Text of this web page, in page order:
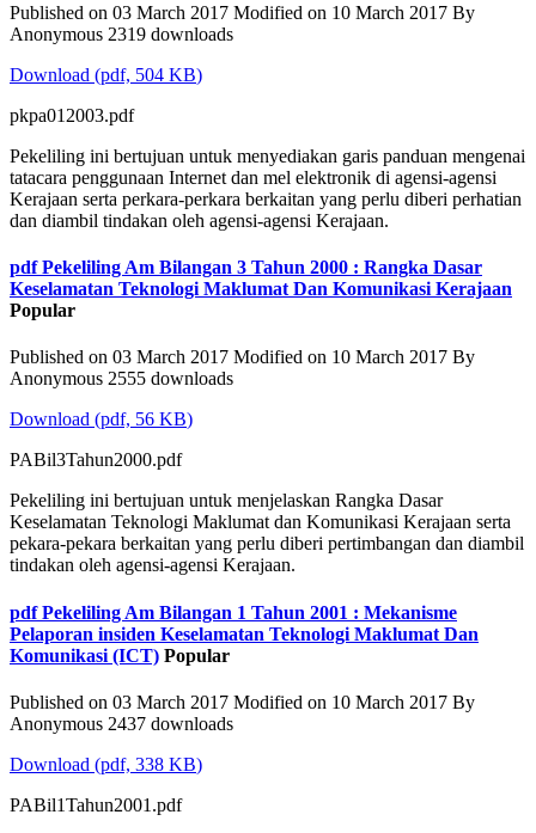
Published on 03 March 2017 Modified on 10 March 2017 By
Anonymous 2319 downloads
Download (pdf, 504 KB)
pkpa012003.pdf
Pekeliling ini bertujuan untuk menyediakan garis panduan mengenai
tatacara penggunaan Internet dan mel elektronik di agensi-agensi
Kerajaan serta perkara-perkara berkaitan yang perlu diberi perhatian
dan diambil tindakan oleh agensi-agensi Kerajaan.
pdf Pekeliling Am Bilangan 3 Tahun 2000 : Rangka Dasar
Keselamatan Teknologi Maklumat Dan Komunikasi Kerajaan
Popular
Published on 03 March 2017 Modified on 10 March 2017 By
Anonymous 2555 downloads
Download (pdf, 56 KB)
PABil3Tahun2000.pdf
Pekeliling ini bertujuan untuk menjelaskan Rangka Dasar
Keselamatan Teknologi Maklumat dan Komunikasi Kerajaan serta
pekara-pekara berkaitan yang perlu diberi pertimbangan dan diambil
tindakan oleh agensi-agensi Kerajaan.
pdf Pekeliling Am Bilangan 1 Tahun 2001 : Mekanisme
Pelaporan insiden Keselamatan Teknologi Maklumat Dan
Komunikasi (ICT) Popular
Published on 03 March 2017 Modified on 10 March 2017 By
Anonymous 2437 downloads
Download (pdf, 338 KB)
PABil1Tahun2001.pdf